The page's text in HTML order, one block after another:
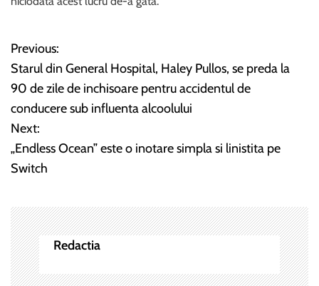
N
a
v
g
a
r
e
Previous:
Starul din General Hospital, Haley Pullos, se preda la
90 de zile de inchisoare pentru accidentul de
conducere sub influenta alcoolului
Next:
„Endless Ocean” este o inotare simpla si linistita pe
Switch
Redactia